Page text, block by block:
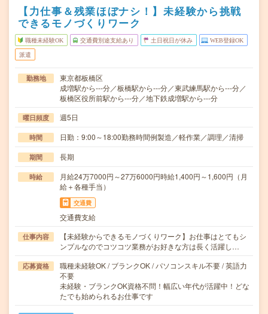
【力仕事＆残業ほぼナシ！】未経験から挑戦
できるモノづくりワーク
職種未経験OK 交通費別途支給あり 土日祝日が休み WEB登録OK
派遣
勤務地
東京都板橋区
成増駅から---分／板橋駅から---分／東武練馬駅から---分／
板橋区役所前駅から---分／地下鉄成増駅から---分
曜日頻度 週5日
時間 日勤：9:00～18:00勤務時間例製造／軽作業／調理／清掃
期間 長期
時給
月給24万7000円～27万6000円時給1,400円～1,600円（月
給＋各種手当）
交通費
交通費支給
仕事内容
【未経験からできるモノづくりワーク】お仕事はとてもシ
ンプルなのでコツコツ業務がお好きな方は長く活躍し…
応募資格
職種未経験OK / ブランクOK / パソコンスキル不要 / 英語力
不要
未経験・ブランクOK資格不問！幅広い年代が活躍中！どな
たでも始められるお仕事です